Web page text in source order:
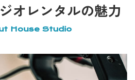
オレンタルの魅力
House Studio